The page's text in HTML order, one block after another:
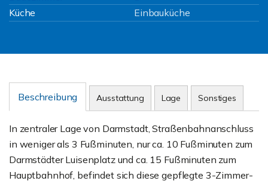
Küche
Einbauküche
Beschreibung Ausstattung Lage Sonstiges
In zentraler Lage von Darmstadt, Straßenbahnanschluss
in weniger als 3 Fußminuten, nur ca. 10 Fußminuten zum
Darmstädter Luisenplatz und ca. 15 Fußminuten zum
Hauptbahnhof, befindet sich diese gepflegte 3-Zimmer-